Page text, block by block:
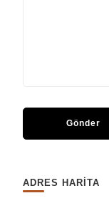
ADRES HARİTA